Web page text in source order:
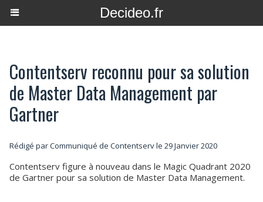
Decideo.fr
Contentserv reconnu pour sa solution
de Master Data Management par
Gartner
Rédigé par Communiqué de Contentserv le 29 Janvier 2020
Contentserv figure à nouveau dans le Magic Quadrant 2020
de Gartner pour sa solution de Master Data Management.